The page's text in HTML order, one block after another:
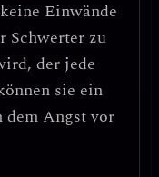
Einwände
Schwerter zu
der jede
sie ein
demAngst vor